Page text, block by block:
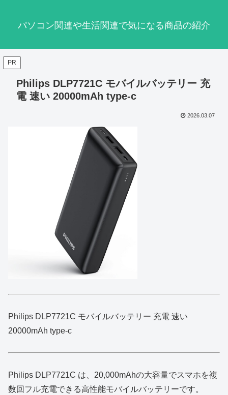
パソコン関連や生活関連で気になる商品の紹介
PR
Philips DLP7721C モバイルバッテリー 充
電 速い 20000mAh type-c
2026.03.07
Philips DLP7721C モバイルバッテリー 充電 速い
20000mAh type-c
Philips DLP7721C は、20,000mAhの大容量でスマホを複
数回フル充電できる高性能モバイルバッテリーです。